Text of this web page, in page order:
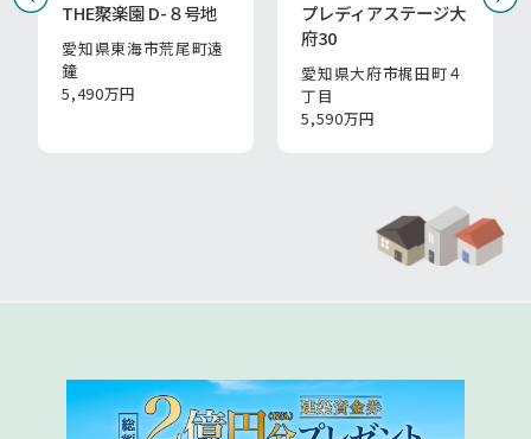
THE聚楽園 D-８号地
愛知県東海市荒尾町遠
鐘
5,490万円
プレディアステージ大
府30
愛知県大府市梶田町４
丁目
5,590万円